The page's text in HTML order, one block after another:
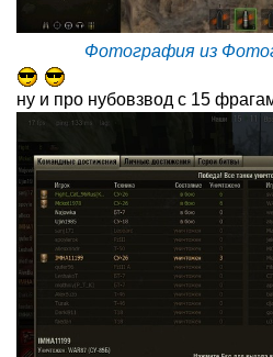
Фотография из
ну и про нубовзвод с 15